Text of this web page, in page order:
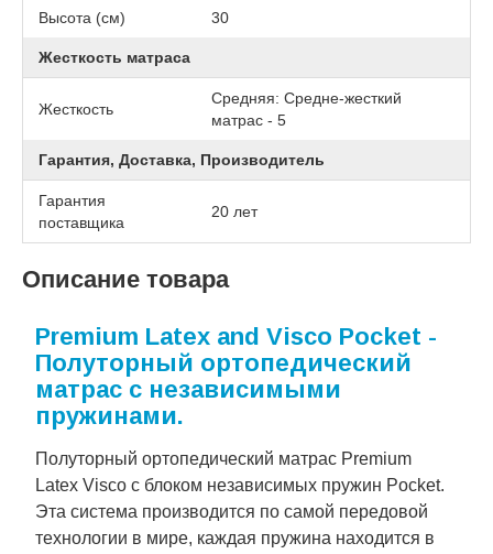
Высота (см) 30
Жесткость матраса
Жесткость
Средняя: Средне-жесткий
матрас - 5
Гарантия, Доставка, Производитель
Гарантия
поставщика
20 лет
Описание товара
Premium Latex and Visco Pocket -
Полуторный ортопедический
матрас с независимыми
пружинами.
Полуторный ортопедический матрас Premium
Latex Visco с блоком независимых пружин Pocket.
Эта система производится по самой передовой
технологии в мире, каждая пружина находится в